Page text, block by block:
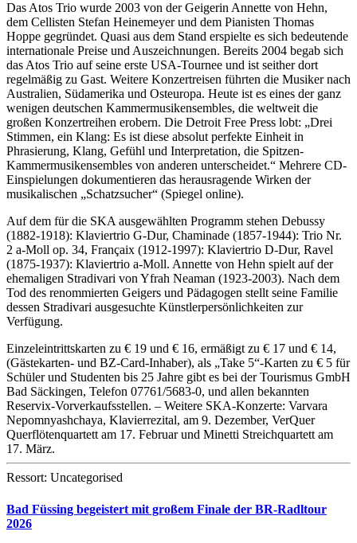
Das Atos Trio wurde 2003 von der Geigerin Annette von Hehn,
dem Cellisten Stefan Heinemeyer und dem Pianisten Thomas
Hoppe gegründet. Quasi aus dem Stand erspielte es sich bedeutende
internationale Preise und Auszeichnungen. Bereits 2004 begab sich
das Atos Trio auf seine erste USA-Tournee und ist seither dort
regelmäßig zu Gast. Weitere Konzertreisen führten die Musiker nach
Australien, Südamerika und Osteuropa. Heute ist es eines der ganz
wenigen deutschen Kammermusikensembles, die weltweit die
großen Konzertreihen erobern. Die Detroit Free Press lobt: „Drei
Stimmen, ein Klang: Es ist diese absolut perfekte Einheit in
Phrasierung, Klang, Gefühl und Interpretation, die Spitzen-
Kammermusikensembles von anderen unterscheidet.“ Mehrere CD-
Einspielungen dokumentieren das herausragende Wirken der
musikalischen „Schatzsucher“ (Spiegel online).
Auf dem für die SKA ausgewählten Programm stehen Debussy
(1882-1918): Klaviertrio G-Dur, Chaminade (1857-1944): Trio Nr.
2 a-Moll op. 34, Françaix (1912-1997): Klaviertrio D-Dur, Ravel
(1875-1937): Klaviertrio a-Moll. Annette von Hehn spielt auf der
ehemaligen Stradivari von Yfrah Neaman (1923-2003). Nach dem
Tod des renommierten Geigers und Pädagogen stellt seine Familie
dessen Stradivari ausgesuchte Künstlerpersönlichkeiten zur
Verfügung.
Einzeleintrittskarten zu € 19 und € 16, ermäßigt zu € 17 und € 14,
(Gästekarten- und BZ-Card-Inhaber), als „Take 5“-Karten zu € 5 für
Schüler und Studenten bis 25 Jahre gibt es bei der Tourismus GmbH
Bad Säckingen, Telefon 07761/5683-0, und allen bekannten
Reservix-Vorverkaufsstellen. – Weitere SKA-Konzerte: Varvara
Nepomnyashchaya, Klavierrezital, am 9. Dezember, VerQuer
Querflötenquartett am 17. Februar und Minetti Streichquartett am
17. März.
Ressort: Uncategorised
Bad Füssing begeistert mit großem Finale der BR-Radltour
2026